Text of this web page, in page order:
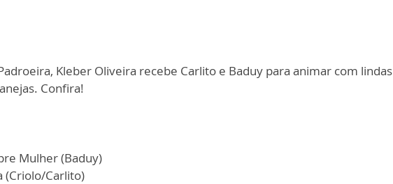
Kleber Oliveira recebe Carlito e Baduy para animar com lindas
Confira!
Mulher (Baduy)
(Criolo/Carlito)